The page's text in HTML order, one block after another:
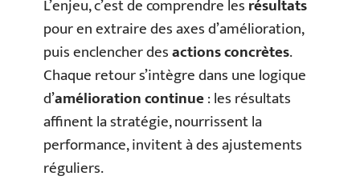
L’enjeu, c’est de comprendre lesrésultats
pour en extraire des axes d’amélioration,
puis enclencher desactions concrètes.
Chaque retour s’intègre dans une logique
d’amélioration continue: les résultats
affinent la stratégie, nourrissent la
performance, invitent à des ajustements
réguliers.